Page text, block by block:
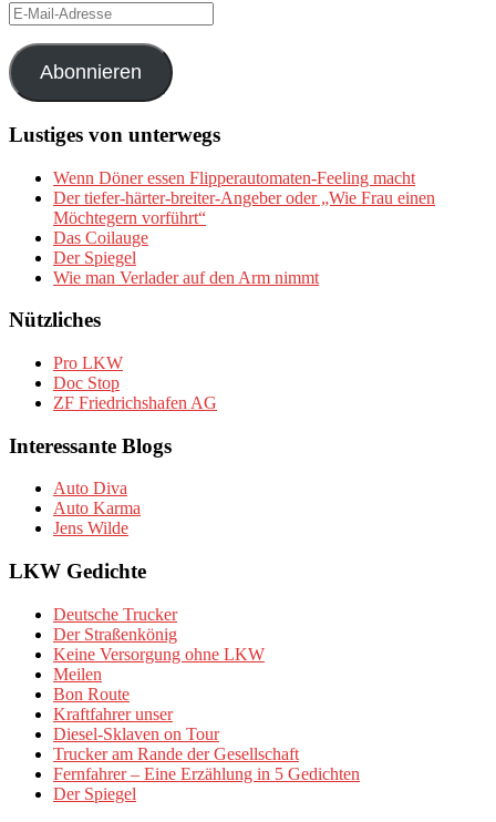
E-
Mail-
Adresse
Abonnieren
Lustiges von unterwegs
Wenn Döner essen Flipperautomaten-Feeling macht
Der tiefer-härter-breiter-Angeber oder „Wie Frau einen
Möchtegern vorführt“
Das Coilauge
Der Spiegel
Wie man Verlader auf den Arm nimmt
Nützliches
Pro LKW
Doc Stop
ZF Friedrichshafen AG
Interessante Blogs
Auto Diva
Auto Karma
Jens Wilde
LKW Gedichte
Deutsche Trucker
Der Straßenkönig
Keine Versorgung ohne LKW
Meilen
Bon Route
Kraftfahrer unser
Diesel-Sklaven on Tour
Trucker am Rande der Gesellschaft
Fernfahrer – Eine Erzählung in 5 Gedichten
Der Spiegel